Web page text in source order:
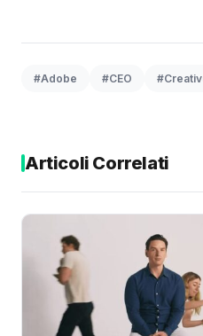
#Adobe #CEO
Articoli Correlati